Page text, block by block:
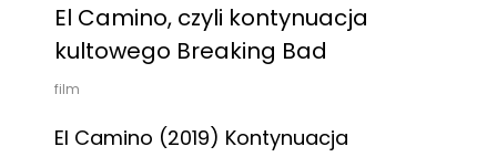
El Camino, czyli kontynuacja
kultowego Breaking Bad
film
El Camino (2019) Kontynuacja